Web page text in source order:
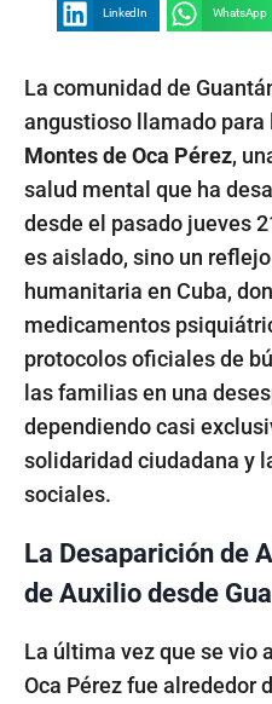
LinkedIn WhatsApp
La comunidad de
angustioso llamado para
Montes de Oca Pérez,
salud mental que ha
desde el pasado jueves
es aislado, sino un
humanitaria en Cuba,
medicamentos
protocolos oficiales de
las familias en una
dependiendo casi
solidaridad ciudadana y
sociales.
La Desaparición de
de Auxilio desde
La última vez que se vio
Oca Pérez fue alrededor